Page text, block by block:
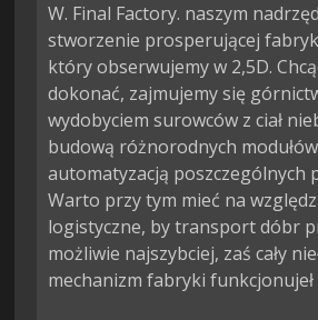
W. Final Factory. naszym
stworzenie prosperującej
który obserwujemy w 2,5D.
dokonać, zajmujemy się
wydobyciem surowców z ciał
budową różnorodnych
automatyzacją poszczególnych
Warto przy tym mieć na
logistyczne, by transport dóbr
możliwie najszybciej, zaś cały
mechanizm fabryki